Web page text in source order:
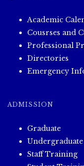
Academic
Cousrses and
Professional
Directories
Emergency
ADMISSION
Graduate
Undergraduate
Staff Training